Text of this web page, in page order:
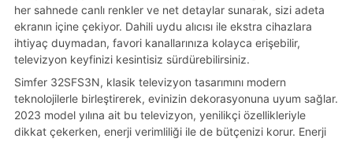
her sahnede canlı renkler ve net detaylar sunarak, sizi adeta
ekranın içine çekiyor. Dahili uydu alıcısı ile ekstra cihazlara
ihtiyaç duymadan, favori kanallarınıza kolayca erişebilir,
televizyon keyfinizi kesintisiz sürdürebilirsiniz.
Simfer 32SFS3N, klasik televizyon tasarımını modern
teknolojilerle birleştirerek, evinizin dekorasyonuna uyum sağlar.
2023 model yılına ait bu televizyon, yenilikçi özellikleriyle
dikkat çekerken, enerji verimliliği ile de bütçenizi korur. Enerji